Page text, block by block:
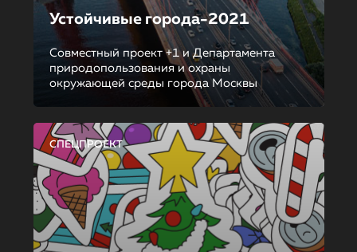
Устойчивые города-2021
Совместный проект +1 и Департамента
природопользования и охраны
окружающей среды города Москвы
СПЕЦПРОЕКТ